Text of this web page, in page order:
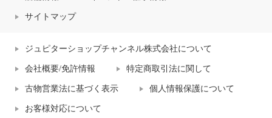
サイトマップ
ジュピターショップチャンネル株式会社について
会社概要/免許情報 特定商取引法に関して
古物営業法に基づく表示 個人情報保護について
お客様対応について